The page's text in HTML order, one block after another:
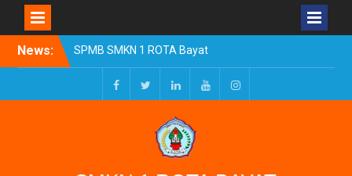
News:
SPMB SMKN 1 ROTA Bayat
Tahun Ajaran 2026/2027
Resmi Dibuka
Pengumuman Kelulusan
Tahun Ajaran 2025-2026
Realisasi Dana BOSP
Reguler Tahap 1 Tahun
FacebookTwitterLinkedInYoutubeInstagram